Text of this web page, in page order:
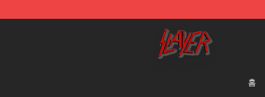
Slayer Store - Official Slayer Merchandise Shop
홈